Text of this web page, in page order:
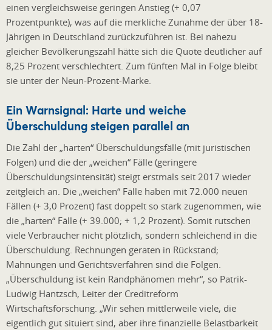
einen vergleichsweise geringen Anstieg (+ 0,07
Prozentpunkte), was auf die merkliche Zunahme der über 18-
Jährigen in Deutschland zurückzuführen ist. Bei nahezu
gleicher Bevölkerungszahl hätte sich die Quote deutlicher auf
8,25 Prozent verschlechtert. Zum fünften Mal in Folge bleibt
sie unter der Neun-Prozent-Marke.
Ein Warnsignal: Harte und weiche
Überschuldung steigen parallel an
Die Zahl der „harten“ Überschuldungsfälle (mit juristischen
Folgen) und die der „weichen“ Fälle (geringere
Überschuldungsintensität) steigt erstmals seit 2017 wieder
zeitgleich an. Die „weichen“ Fälle haben mit 72.000 neuen
Fällen (+ 3,0 Prozent) fast doppelt so stark zugenommen, wie
die „harten“ Fälle (+ 39.000; + 1,2 Prozent). Somit rutschen
viele Verbraucher nicht plötzlich, sondern schleichend in die
Überschuldung. Rechnungen geraten in Rückstand;
Mahnungen und Gerichtsverfahren sind die Folgen.
„Überschuldung ist kein Randphänomen mehr“, so Patrik-
Ludwig Hantzsch, Leiter der Creditreform
Wirtschaftsforschung. „Wir sehen mittlerweile viele, die
eigentlich gut situiert sind, aber ihre finanzielle Belastbarkeit